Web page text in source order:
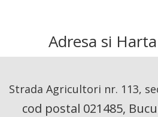
Adresa si Harta
Strada Agricultori nr. 113,
cod postal 021485,